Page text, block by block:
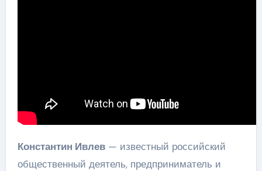
Константин Ивлев— известный российский
общественный деятель, предприниматель и